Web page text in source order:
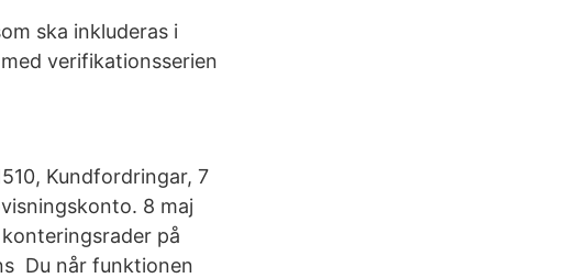
ska inkluderas i
verifikationsserien
Kundfordringar, 7
8 maj
på
Du når funktionen